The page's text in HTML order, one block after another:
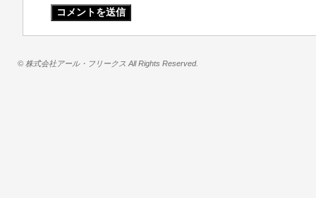
© 株式会社アール・フリークス All Rights Reserved.